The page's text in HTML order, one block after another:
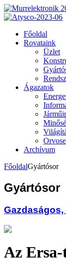
Főoldal
Rovataink
Üzlet
Ágazatok
Archívum
FőoldalGyártósor
Gyártósor
Az Ersa-